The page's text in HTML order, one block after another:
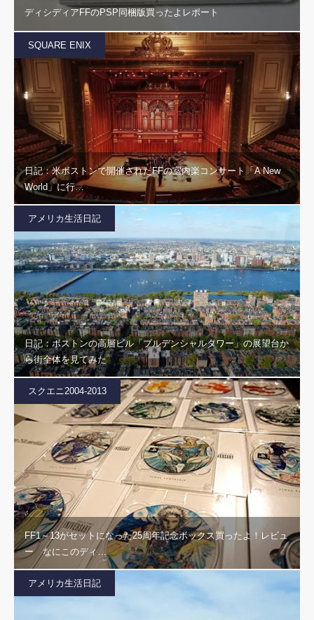
ディシディアFFのPSP同梱版買ったよレポート
SQUARE ENIX
日記：米ボストンで開催されたFFの室内楽コンサート「A New
World」に行…
アメリカ生活日記
日記：ボストンの高層ビル「プルデンシャルタワー」の展望台か
ら街全体を見てみた
スクエニ2004-2013
FF1～13がセットになった25周年記念ボックス買ったよ！レビュ
ー なにこのディ…
アメリカ生活日記